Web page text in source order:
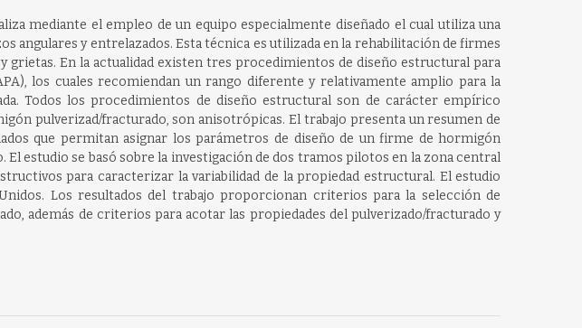
mediante el empleo de un equipo especialmente diseñado el cual utiliza una
angulares y entrelazados. Esta técnica es utilizada en la rehabilitación de firmes
En la actualidad existen tres procedimientos de diseño estructural para
los cuales recomiendan un rango diferente y relativamente amplio para la
Todos los procedimientos de diseño estructural son de carácter empírico
pulverizad/fracturado, son anisotrópicas. El trabajo presenta un resumen de
que permitan asignar los parámetros de diseño de un firme de hormigón
estudio se basó sobre la investigación de dos tramos pilotos en la zona central
para caracterizar la variabilidad de la propiedad estructural. El estudio
Los resultados del trabajo proporcionan criterios para la selección de
además de criterios para acotar las propiedades del pulverizado/fracturado y